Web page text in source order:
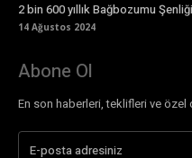
2 bin 600 yıllık Bağbozumu
14 Ağustos 2024
Abone Ol
En son haberleri, teklifleri ve özel